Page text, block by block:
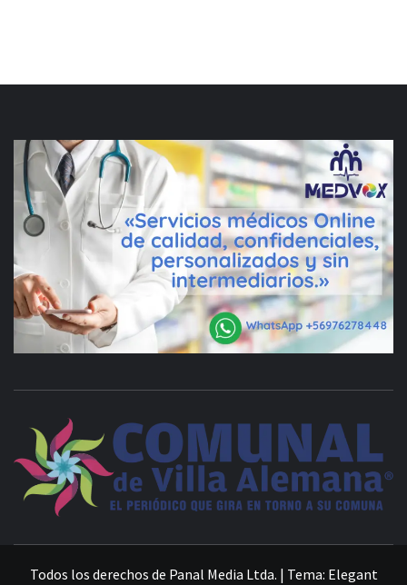
Todos los derechos de Panal Media Ltda. | Tema: Elegant